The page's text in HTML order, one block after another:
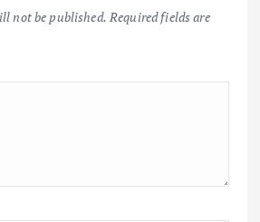
not be published. Required fields are